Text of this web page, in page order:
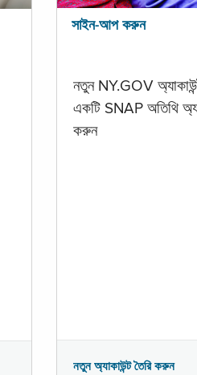
সাইন-আপ করুন
নতুন NY.GOV
একটি SNAP অতিথি
করুন
নতুন অ্যাকাউন্ট তৈরি করুন